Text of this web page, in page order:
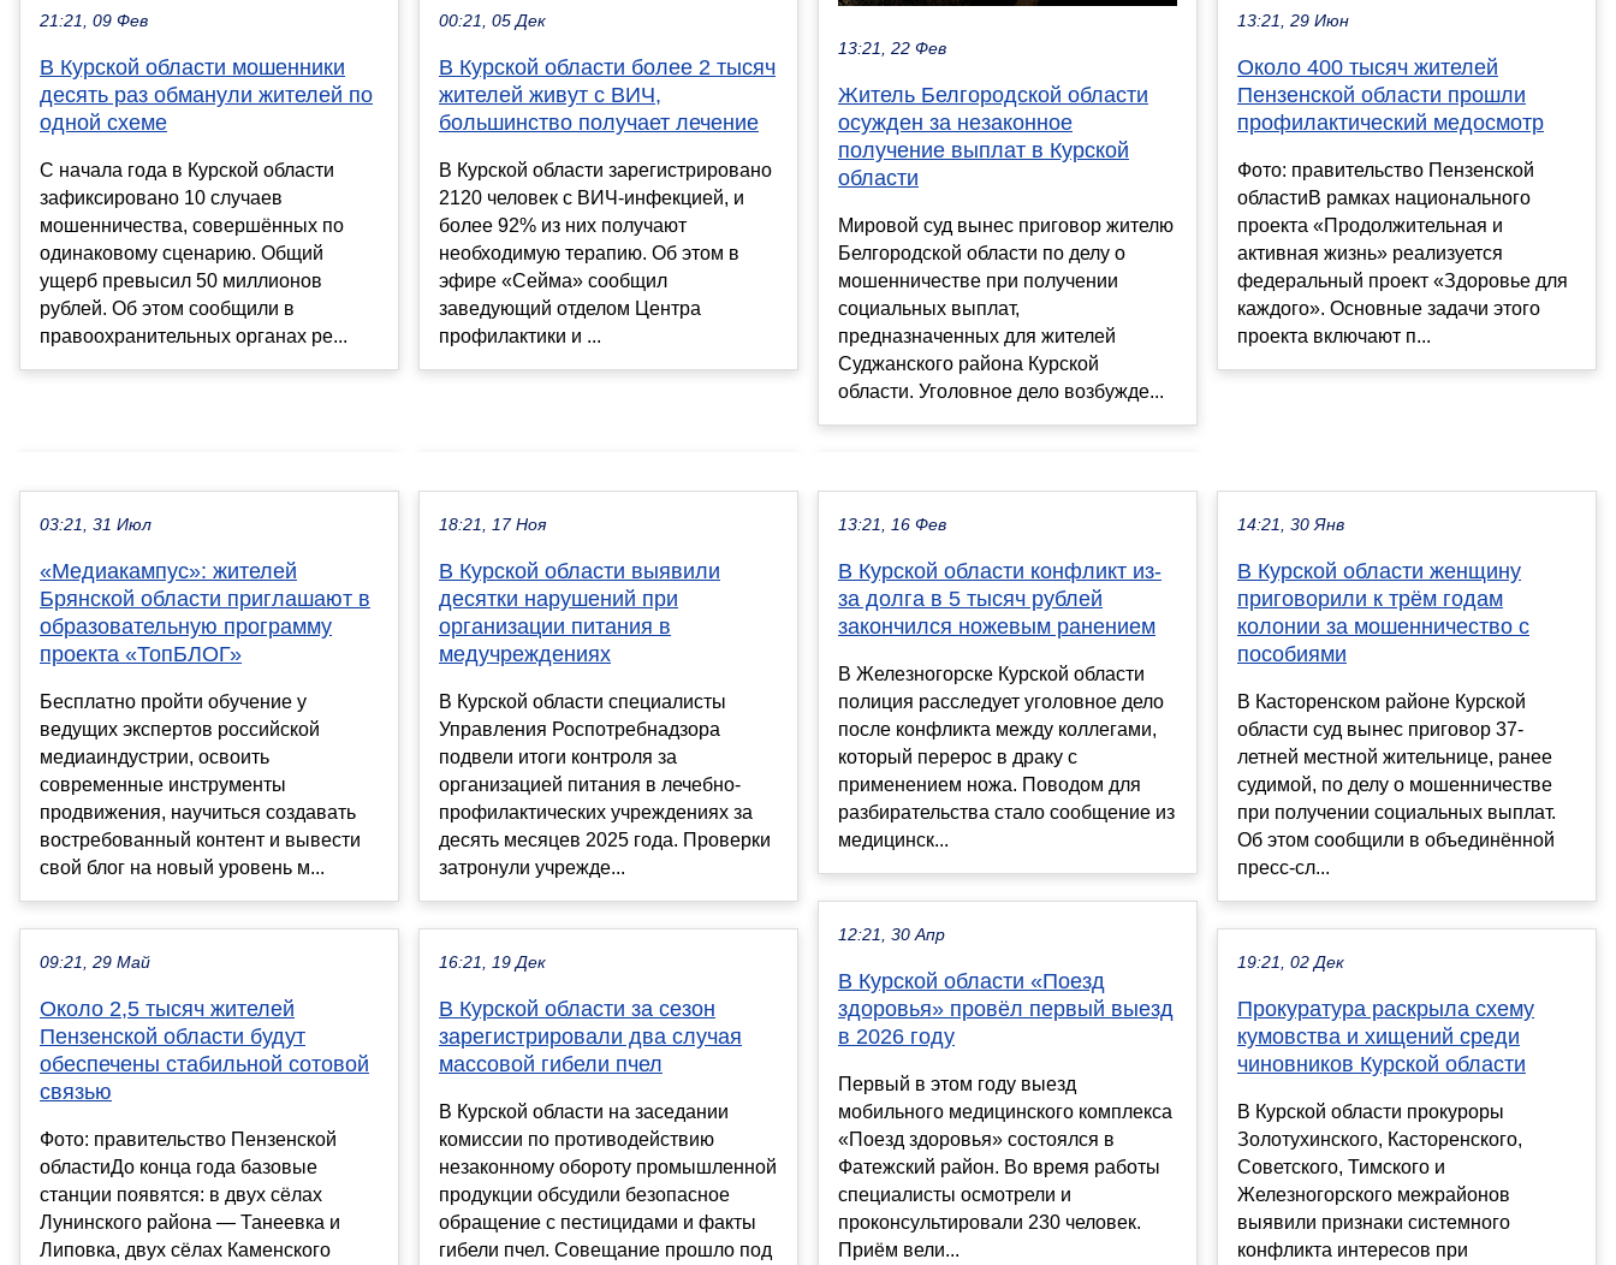
21:21, 09 Фев
В Курской области мошенники
десять раз обманули жителей по
одной схеме
С начала года в Курской области
зафиксировано 10 случаев
мошенничества, совершённых по
одинаковому сценарию. Общий
ущерб превысил 50 миллионов
рублей. Об этом сообщили в
правоохранительных органах ре...
00:21, 05 Дек
В Курской области более 2 тысяч
жителей живут с ВИЧ,
большинство получает лечение
В Курской области зарегистрировано
2120 человек с ВИЧ-инфекцией, и
более 92% из них получают
необходимую терапию. Об этом в
эфире «Сейма» сообщил
заведующий отделом Центра
профилактики и ...
13:21, 22 Фев
Житель Белгородской области
осужден за незаконное
получение выплат в Курской
области
Мировой суд вынес приговор жителю
Белгородской области по делу о
мошенничестве при получении
социальных выплат,
предназначенных для жителей
Суджанского района Курской
области. Уголовное дело возбужде...
13:21, 29 Июн
Около 400 тысяч жителей
Пензенской области прошли
профилактический медосмотр
Фото: правительство Пензенской
областиВ рамках национального
проекта «Продолжительная и
активная жизнь» реализуется
федеральный проект «Здоровье для
каждого». Основные задачи этого
проекта включают п...
03:21, 31 Июл
«Медиакампус»: жителей
Брянской области приглашают в
образовательную программу
проекта «ТопБЛОГ»
Бесплатно пройти обучение у
ведущих экспертов российской
медиаиндустрии, освоить
современные инструменты
продвижения, научиться создавать
востребованный контент и вывести
свой блог на новый уровень м...
09:21, 29 Май
Около 2,5 тысяч жителей
Пензенской области будут
обеспечены стабильной сотовой
связью
Фото: правительство Пензенской
областиДо конца года базовые
станции появятся: в двух сёлах
Лунинского района — Танеевка и
Липовка, двух сёлах Каменского
18:21, 17 Ноя
В Курской области выявили
десятки нарушений при
организации питания в
медучреждениях
В Курской области специалисты
Управления Роспотребнадзора
подвели итоги контроля за
организацией питания в лечебно-
профилактических учреждениях за
десять месяцев 2025 года. Проверки
затронули учрежде...
16:21, 19 Дек
В Курской области за сезон
зарегистрировали два случая
массовой гибели пчел
В Курской области на заседании
комиссии по противодействию
незаконному обороту промышленной
продукции обсудили безопасное
обращение с пестицидами и факты
гибели пчел. Совещание прошло под
13:21, 16 Фев
В Курской области конфликт из-
за долга в 5 тысяч рублей
закончился ножевым ранением
В Железногорске Курской области
полиция расследует уголовное дело
после конфликта между коллегами,
который перерос в драку с
применением ножа. Поводом для
разбирательства стало сообщение из
медицинск...
12:21, 30 Апр
В Курской области «Поезд
здоровья» провёл первый выезд
в 2026 году
Первый в этом году выезд
мобильного медицинского комплекса
«Поезд здоровья» состоялся в
Фатежский район. Во время работы
специалисты осмотрели и
проконсультировали 230 человек.
Приём вели...
14:21, 30 Янв
В Курской области женщину
приговорили к трём годам
колонии за мошенничество с
пособиями
В Касторенском районе Курской
области суд вынес приговор 37-
летней местной жительнице, ранее
судимой, по делу о мошенничестве
при получении социальных выплат.
Об этом сообщили в объединённой
пресс-сл...
19:21, 02 Дек
Прокуратура раскрыла схему
кумовства и хищений среди
чиновников Курской области
В Курской области прокуроры
Золотухинского, Касторенского,
Советского, Тимского и
Железногорского межрайонов
выявили признаки системного
конфликта интересов при